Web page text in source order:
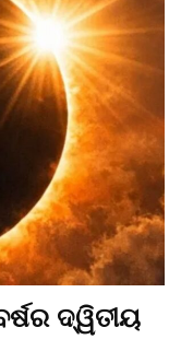
ଦ୍ୱିତୀୟ